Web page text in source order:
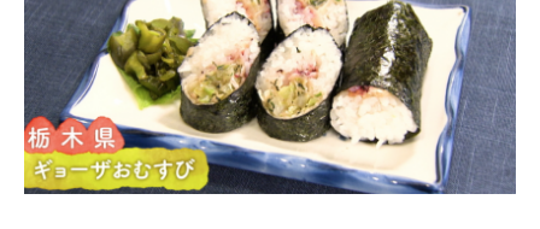
リクルート
会社概要
お問合せ